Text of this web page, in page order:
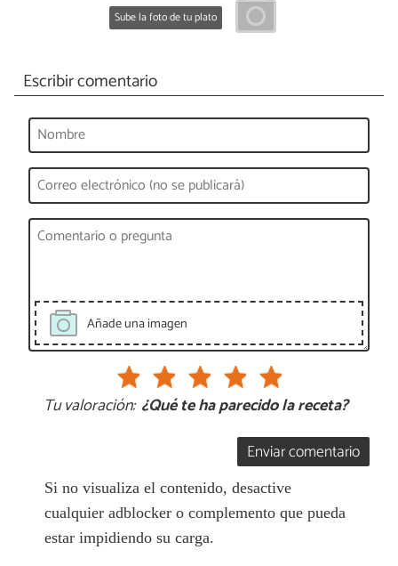
Sube la foto de tu plato
Escribir comentario
Añade una imagen
Tu valoración: ¿Qué te ha parecido la receta?
Enviar comentario
Si no visualiza el contenido, desactive
cualquier adblocker o complemento que pueda
estar impidiendo su carga.